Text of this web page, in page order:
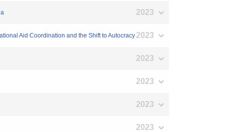
2023
Aid Coordination and the Shift to Autocracy 2023
2023
2023
2023
2023